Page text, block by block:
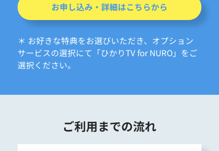
お申し込み・詳細はこちらから
＊ お好きな特典をお選びいただき、オプション
サービスの選択にて「ひかりTV for NURO」をご
選択ください。
ご利用までの流れ